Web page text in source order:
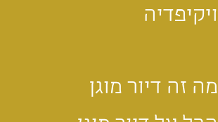
ויקיפדיה
מה זה דיור מוגן